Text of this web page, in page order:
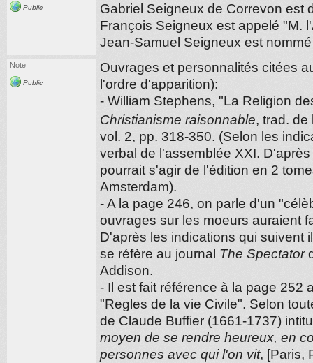
Public
Gabriel Seigneux de Correvon est
François Seigneux est appelé "M.
Jean-Samuel Seigneux est
Note
Public
Ouvrages et personnalités citées
l'ordre d'apparition):
- William Stephens, "La Religion
Christianisme raisonnable, trad. de
vol. 2, pp. 318-350. (Selon les
verbal de l'assemblée XXI.
pourrait s'agir de l'édition en 2
Amsterdam).
- A la page 246, on parle d'un
ouvrages sur les moeurs auraient
D'après les indications qui suivent
se réfère au journal The Spectator
Addison.
- Il est fait référence à la page 252
"Regles de la vie Civile". Selon
de Claude Buffier (1661-1737)
moyen de se rendre heureux, en
personnes avec qui l'on vit, [Paris,